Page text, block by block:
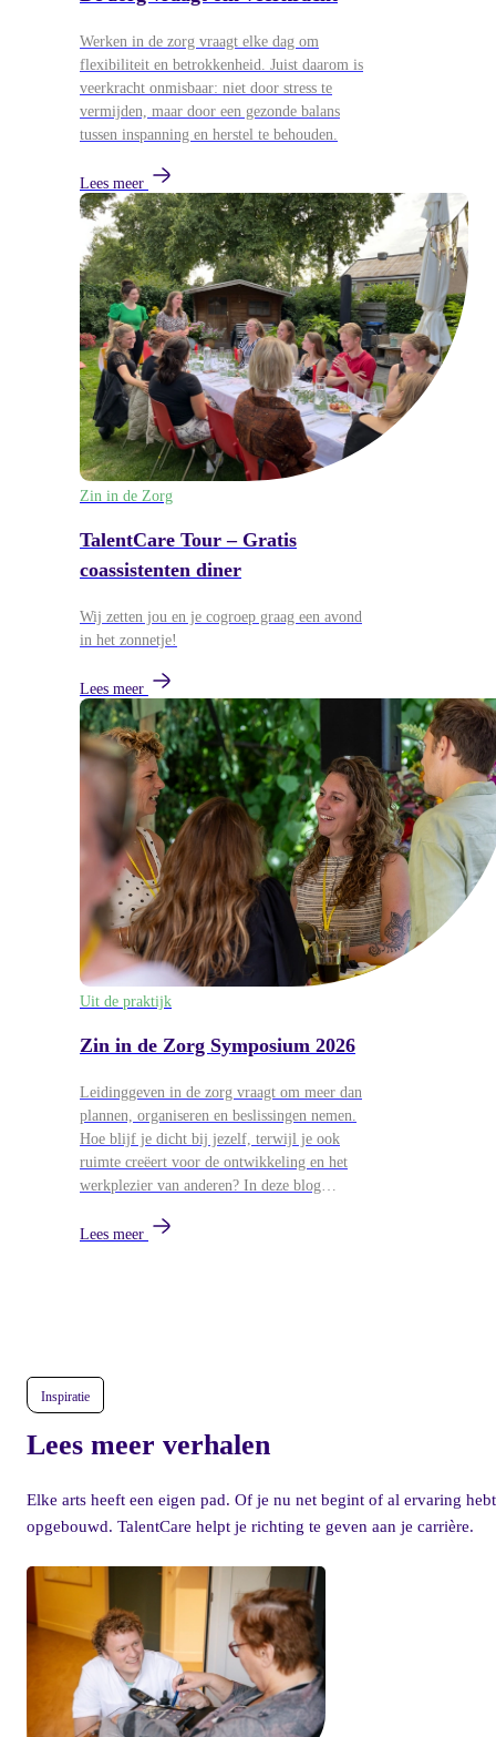
Werken in de zorg vraagt elke dag om
flexibiliteit en betrokkenheid. Juist daarom is
veerkracht onmisbaar: niet door stress te
vermijden, maar door een gezonde balans
tussen inspanning en herstel te behouden.
Lees meer
Zin in de Zorg
TalentCare Tour – Gratis
coassistenten diner
Wij zetten jou en je cogroep graag een avond
in het zonnetje!
Lees meer
Uit de praktijk
Zin in de Zorg Symposium 2026
Leidinggeven in de zorg vraagt om meer dan
plannen, organiseren en beslissingen nemen.
Hoe blijf je dicht bij jezelf, terwijl je ook
ruimte creëert voor de ontwikkeling en het
werkplezier van anderen? In deze blog
Symposium van 26 mei, waar
Lees meer
Inspiratie
Lees meer verhalen
Elke arts heeft een eigen pad. Of je nu net begint of al ervaring hebt
opgebouwd. TalentCare helpt je richting te geven aan je carrière.